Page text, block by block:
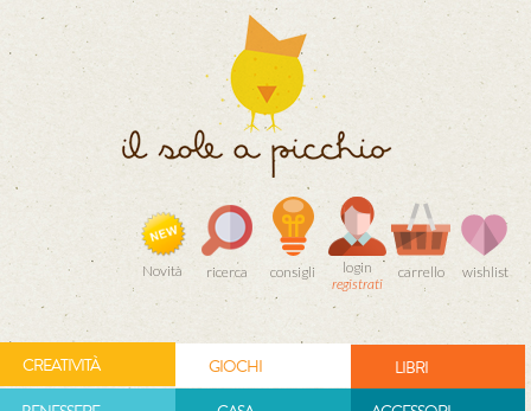
Novità ricerca consigli
login
registrati
carrello wishlist
CREATIVITÀ GIOCHI
LIBRI